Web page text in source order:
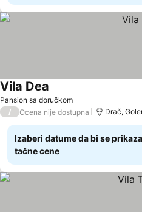
Pansion sa doručkom
Vila Dea
/ Ocena nije dostupna Drač,
Izaberi datume da bi se
tačne cene